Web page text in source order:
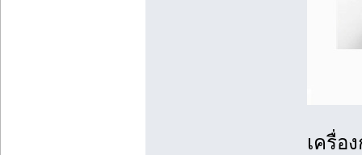
เครื่อ